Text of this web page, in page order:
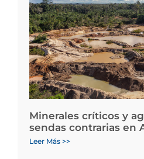
Minerales críticos y
sendas contrarias en
Leer Más >>